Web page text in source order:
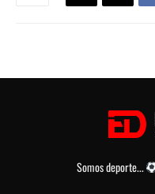
Somos deporte...